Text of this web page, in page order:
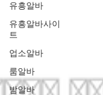
유흥알바
유흥알바사이
트
업소알바
룸알바
밤알바